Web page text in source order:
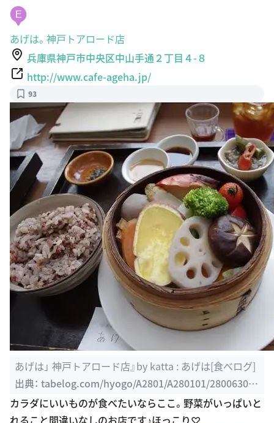
E
あげは。神戸トアロード店
兵庫県神戸市中央区中山手通２丁目４-８
http://www.cafe-ageha.jp/
93
あげは」 神戸トアロード店』by katta : あげは[食べログ]
出典： tabelog.com/hyogo/A2801/A280101/28006308/
dtlrvwlst/3574351
カラダにいいものが食べたいならここ。野菜がいっぱいと
れること間違いなしのお店です♪ほっこり♡